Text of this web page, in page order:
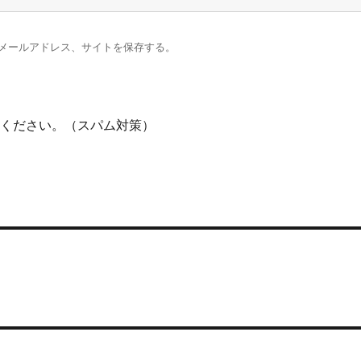
ルアドレス、サイトを保存する。
ださい。（スパム対策）